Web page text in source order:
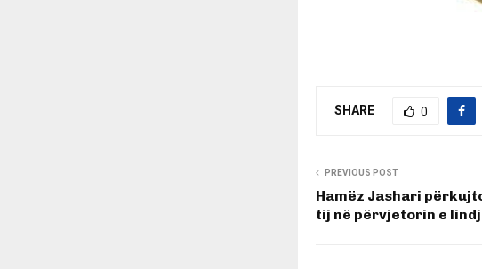
SHARE 0
PREVIOUS POST
Hamëz Jashari
tij në përvjetorin e